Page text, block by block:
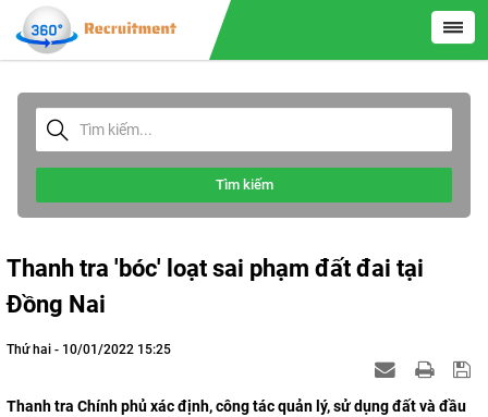
Tìm kiếm
Thanh tra 'bóc' loạt sai phạm đất đai tại
Đồng Nai
Thứ hai - 10/01/2022 15:25
Thanh tra Chính phủ xác định, công tác quản lý, sử dụng đất và đầu